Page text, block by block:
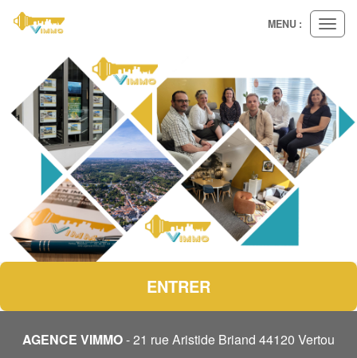
Ouvrir
le
MENU :
ENTRER
AGENCE VIMMO- 21 rue Aristide Briand 44120 Vertou